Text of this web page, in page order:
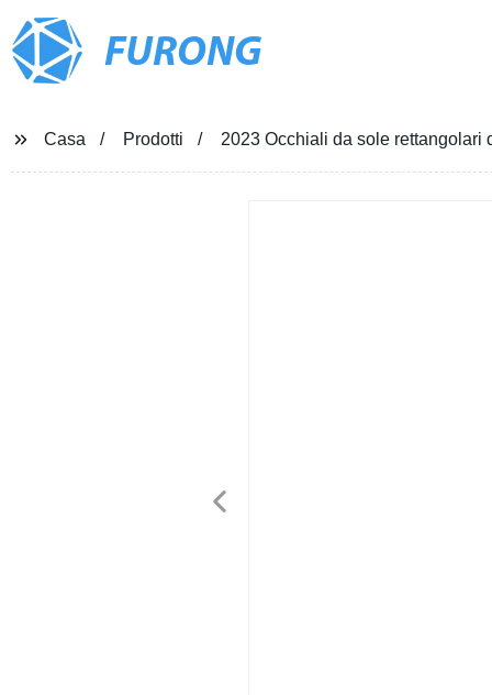
FURONG
Casa Prodotti 2023 Occhiali da sole rettangolari